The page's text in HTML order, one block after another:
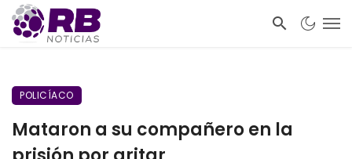
POLICÍACO
Mataron a su compañero en la